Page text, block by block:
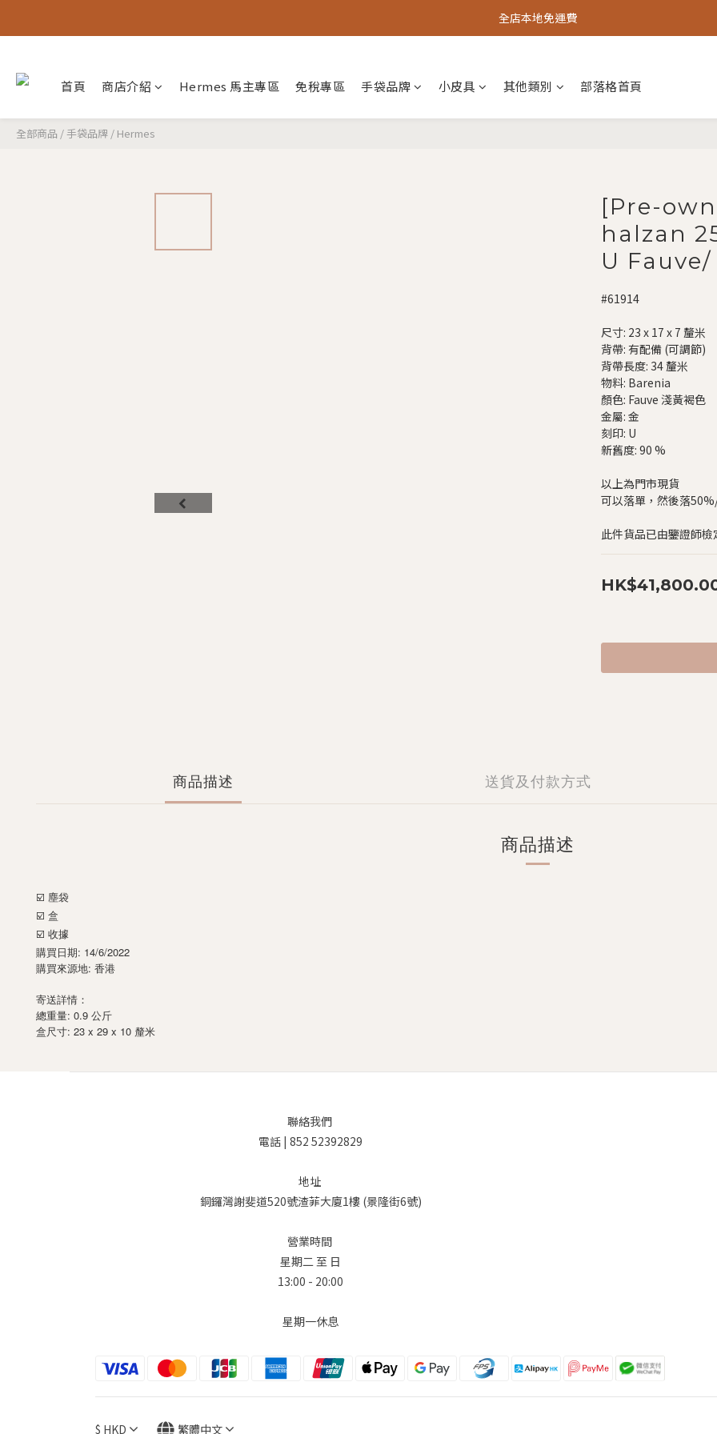
全店本地免運費
首頁 商店介紹 Hermes 馬主專區 免稅專區 手袋品牌 小皮具 其他類別 部落格首頁
全部商品 /手袋品牌 / Hermes
[Pre-
halzan
U
#61914
尺寸: 23 x 17 x 7 釐米
背帶: 有配備 (可調節)
背帶長度: 34 釐米
物料: Barenia
顏色: Fauve 淺黃褐色
金屬: 金
刻印: U
新舊度: 90 %
以上為門市現貨
可以落單，然後落
此件貨品已由鑒證師
商品描述 送貨及付款方式
商品描述
☑️ 塵袋
☑️ 盒
☑️ 收據
購買日期: 14/6/2022
購買來源地: 香港
寄送詳情：
總重量: 0.9 公斤
盒尺寸: 23 x 29 x 10 釐米
聯絡我們
電話 | 852 52392829
地址
銅鑼灣謝斐道520號渣菲大廈1樓 (景隆街6號)
營業時間
星期二 至 日
13:00 - 20:00
星期一休息
$ HKD 繁體中文